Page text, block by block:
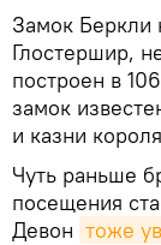
Замок Беркли
Глостершир,
построен в
замок
и казни
Чуть раньше
посещения
Девон тоже